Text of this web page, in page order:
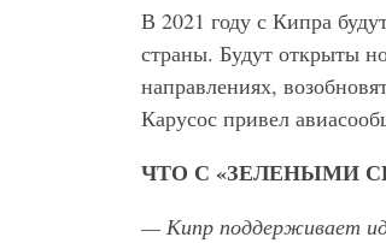
В 2021 году с Кипра
страны. Будут открыты
направлениях,
Карусос привел
ЧТО С «ЗЕЛЕНЫМИ
— Кипр поддерживает